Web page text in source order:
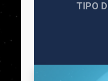
TIPO